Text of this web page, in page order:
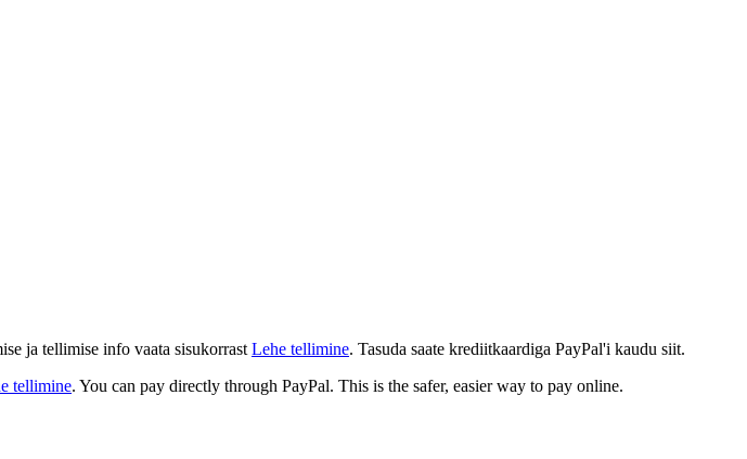
ja tellimise info vaata sisukorrast Lehe tellimine. Tasuda saate krediitkaardiga PayPal'i kaudu siit.
tellimine. You can pay directly through PayPal. This is the safer, easier way to pay online.